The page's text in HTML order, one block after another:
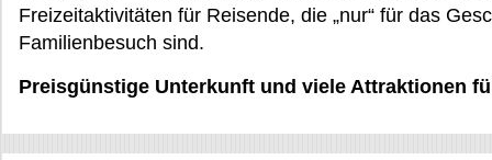
Freizeitaktivitäten für Reisende, die „nur“ für das
Familienbesuch sind.
Preisgünstige Unterkunft und viele Attraktionen